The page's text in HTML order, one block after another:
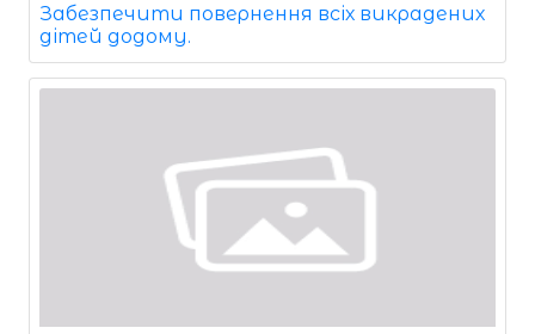
Забезпечити повернення всіх викрадених
дітей додому.